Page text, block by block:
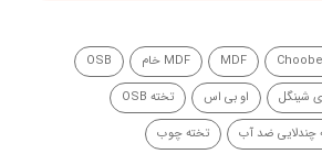
MDF MDF خام
OSB
شینگل
او بی اس
تخته OSB
چندلایی ضد آب
تخته چوب